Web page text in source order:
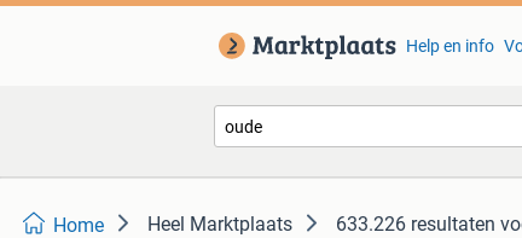
Help en info
Home Heel Marktplaats 633.226 resultaten